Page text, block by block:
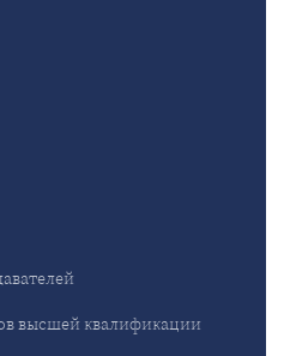
высшей квалификации